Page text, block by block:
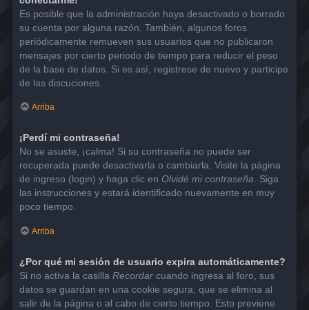
Es posible que la administración haya desactivado o borrado
su cuenta por alguna razón. También, algunos foros
periódicamente remueven sus usuarios que no publicaron
mensajes por cierto periodo de tiempo para reducir el peso
de la base de datos. Si es así, registrese de nuevo y participe
de las discuciones.
Arriba
¡Perdí mi contraseña!
No se asuste, ¡calma! Si su contraseña no puede ser
recuperada puede desactivarla o cambiarla. Visite la página
de ingreso (login) y haga clic en Olvidé mi contraseña. Siga
las instrucciones y estará identificado nuevamente en muy
poco tiempo.
Arriba
¿Por qué mi sesión de usuario expira automáticamente?
Si no activa la casilla Recordar cuando ingresa al foro, sus
datos se guardan en una cookie segura, que se elimina al
salir de la página o al cabo de cierto tiempo. Esto previene